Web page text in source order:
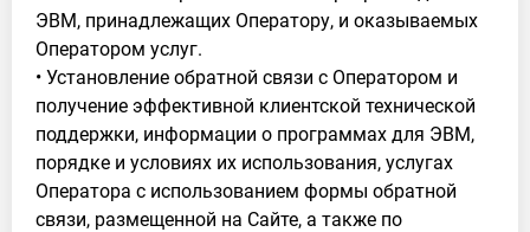
ЭВМ, принадлежащих Оператору, и оказываемых
Оператором услуг.
• Установление обратной связи с Оператором и
получение эффективной клиентской технической
поддержки, информации о программах для ЭВМ,
порядке и условиях их использования, услугах
Оператора с использованием формы обратной
связи, размещенной на Сайте, а также по